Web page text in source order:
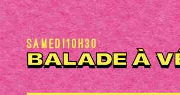
Samedi10h30
BALADE À